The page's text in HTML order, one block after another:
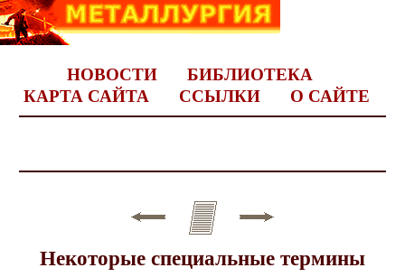
НОВОСТИ
БИБЛИОТЕКА
КАРТА САЙТА
ССЫЛКИ О САЙТЕ
Некоторые специальные термины